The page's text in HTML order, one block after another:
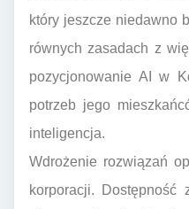
który jeszcze niedawno
równych zasadach z
pozycjonowanie AI w
potrzeb jego
inteligencja.
Wdrożenie rozwiązań
korporacji.